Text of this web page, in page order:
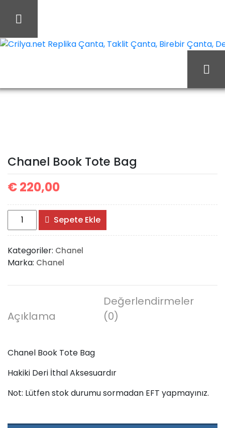
Chanel Book
Chanel Book Tote Bag
€220,00
Chanel
Book
Tote
Bag
adet
Sepete Ekle
Kategoriler: Chanel
Marka: Chanel
Açıklama
Değerlendirmeler
(0)
Chanel Book Tote Bag
Hakiki Deri İthal Aksesuardır
Not: Lütfen stok durumu sormadan EFT yapmayınız.